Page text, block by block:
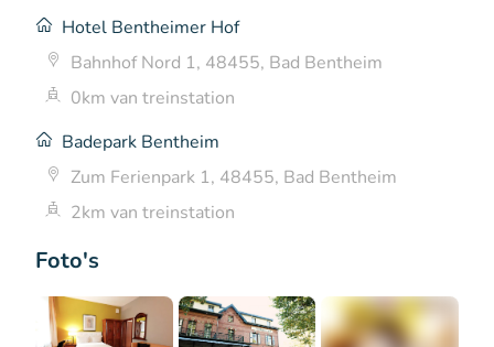
Foto's
Hotel Bentheimer Hof
Bahnhof Nord 1, 48455, Bad Bentheim
0km van treinstation
Badepark Bentheim
Zum Ferienpark 1, 48455, Bad Bentheim
2km van treinstation